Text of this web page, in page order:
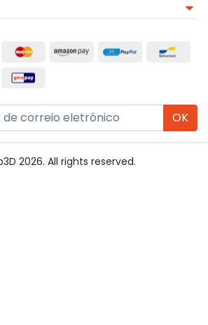
OK
2026. All rights reserved.